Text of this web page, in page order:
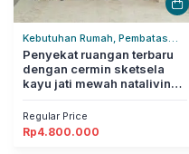
Kebutuhan Rumah, Pembatas
Ruangan, Rumah Tangga
Penyekat ruangan terbaru
dengan cermin sketsela
kayu jati mewah nataliving
Regular Price
Rp4.800.000